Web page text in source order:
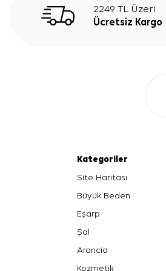
2249 TL Üzeri
Ücretsiz Kargo
Kategoriler
Site Haritası
Büyük Beden
Eşarp
Şal
Arancia
Kozmetik